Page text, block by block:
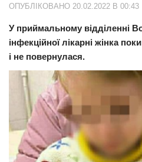
Донбас
Одеса
Схід
Прикарпаття
Економіка
Політика
Світ
Цікаво
ОПУБЛІКОВАНО 20.02.2022 В 00:43
У приймальному відділенні
інфекційної лікарні жінка
і не повернулася.